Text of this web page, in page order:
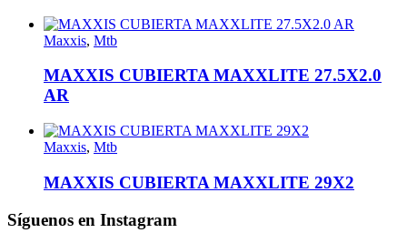
Maxxis, Mtb
MAXXIS CUBIERTA MAXXLITE 27.5X2.0
AR
Maxxis, Mtb
MAXXIS CUBIERTA MAXXLITE 29X2
Síguenos en Instagram